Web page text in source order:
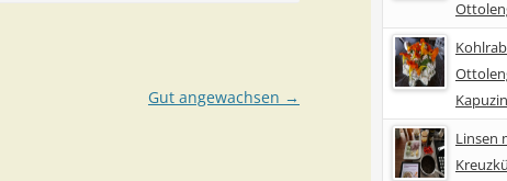
Gut angewachsen →
Linsen